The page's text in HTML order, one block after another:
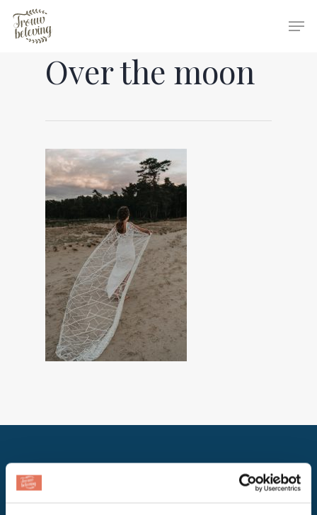
Hit enter to search or ESC to close
Over the moon